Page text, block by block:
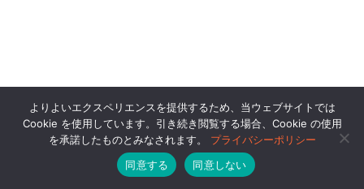
よりよいエクスペリエンスを提供するため、当ウェブサイトでは
Cookie を使用しています。引き続き閲覧する場合、Cookie の使用
を承諾したものとみなされます。 プライバシーポリシー
同意する
同意しない